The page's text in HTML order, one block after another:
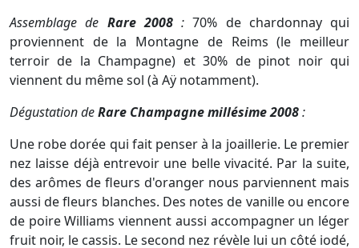
Assemblage de Rare 2008:70% de chardonnay qui
proviennent de la Montagne de Reims (le meilleur
terroir de la Champagne) et 30% de pinot noir qui
viennent du même sol (à Aÿ notamment).
Dégustation deRare Champagne millésime 2008:
Une robe dorée qui fait penser à la joaillerie. Le premier
nez laisse déjà entrevoir une belle vivacité. Par la suite,
des arômes de fleurs d'oranger nous parviennent mais
aussi de fleurs blanches. Des notes de vanille ou encore
de poire Williams viennent aussi accompagner un léger
fruit noir, le cassis. Le second nez révèle lui un côté iodé,